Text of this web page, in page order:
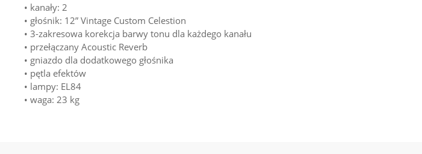
• kanały: 2
• głośnik: 12” Vintage Custom Celestion
• 3-zakresowa korekcja barwy tonu dla każdego kanału
• przełączany Acoustic Reverb
• gniazdo dla dodatkowego głośnika
• pętla efektów
• lampy: EL84
• waga: 23 kg